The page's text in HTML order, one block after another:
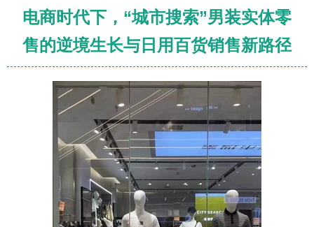
电商时代下，“城市搜索”男装实体零
售的逆境生长与日用百货销售新路径